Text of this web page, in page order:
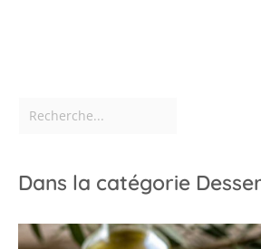
Dans la catégorie